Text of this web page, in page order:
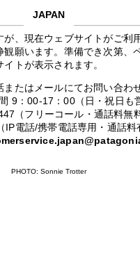
JAPAN
、現在ウェブサイトがご利
願います。準備でき次第、
イトが表示されます。
たはメールにてお問い合わ
9：00-17：00（日・祝日も
（フリーコール・通話料無料
電話/携帯電話専用・通話料
PHOTO: Sonnie Trotter